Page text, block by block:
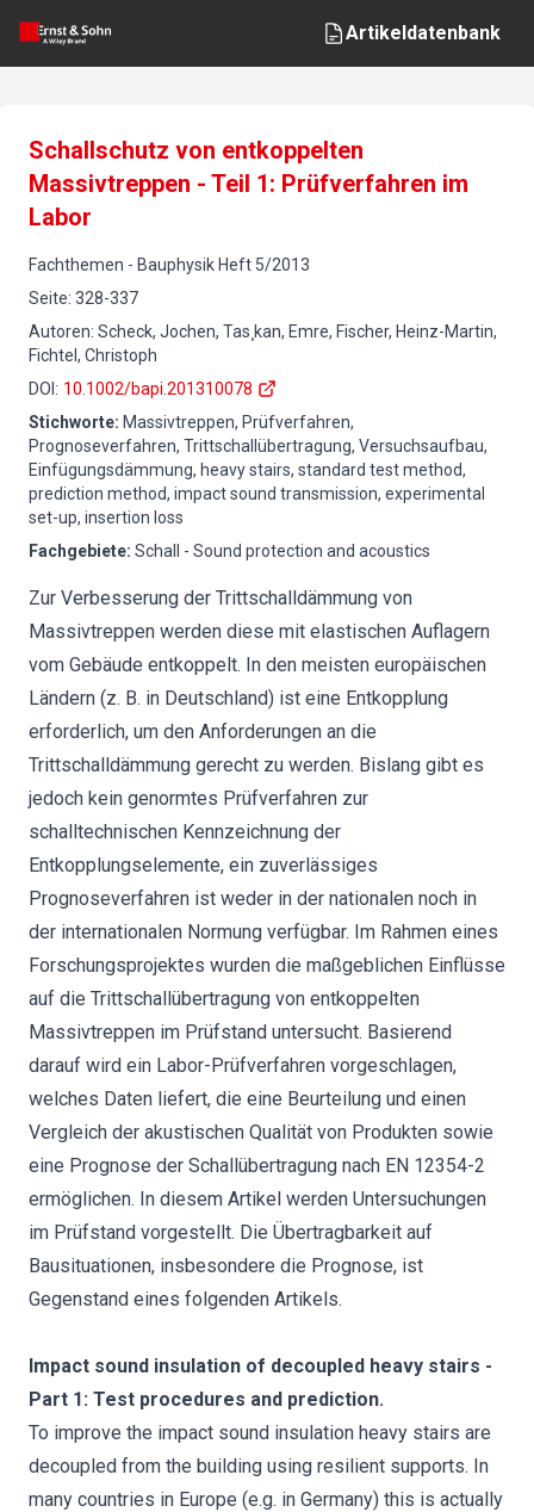
Artikeldatenbank
Schallschutz von entkoppelten
Massivtreppen - Teil 1: Prüfverfahren im
Labor
Fachthemen - Bauphysik Heft 5/2013
Seite: 328-337
Autoren: Scheck, Jochen, Tas¸kan, Emre, Fischer, Heinz-Martin,
Fichtel, Christoph
DOI : 10.1002/bapi.201310078
Stichworte: Massivtreppen, Prüfverfahren,
Prognoseverfahren, Trittschallübertragung, Versuchsaufbau,
Einfügungsdämmung, heavy stairs, standard test method,
prediction method, impact sound transmission, experimental
set-up, insertion loss
Fachgebiete: Schall - Sound protection and acoustics
Zur Verbesserung der Trittschalldämmung von
Massivtreppen werden diese mit elastischen Auflagern
vom Gebäude entkoppelt. In den meisten europäischen
Ländern (z. B. in Deutschland) ist eine Entkopplung
erforderlich, um den Anforderungen an die
Trittschalldämmung gerecht zu werden. Bislang gibt es
jedoch kein genormtes Prüfverfahren zur
schalltechnischen Kennzeichnung der
Entkopplungselemente, ein zuverlässiges
Prognoseverfahren ist weder in der nationalen noch in
der internationalen Normung verfügbar. Im Rahmen eines
Forschungsprojektes wurden die maßgeblichen Einflüsse
auf die Trittschallübertragung von entkoppelten
Massivtreppen im Prüfstand untersucht. Basierend
darauf wird ein Labor-Prüfverfahren vorgeschlagen,
welches Daten liefert, die eine Beurteilung und einen
Vergleich der akustischen Qualität von Produkten sowie
eine Prognose der Schallübertragung nach EN 12354-2
ermöglichen. In diesem Artikel werden Untersuchungen
im Prüfstand vorgestellt. Die Übertragbarkeit auf
Bausituationen, insbesondere die Prognose, ist
Gegenstand eines folgenden Artikels.
Impact sound insulation of decoupled heavy stairs -
Part 1: Test procedures and prediction.
To improve the impact sound insulation heavy stairs are
decoupled from the building using resilient supports. In
many countries in Europe (e.g. in Germany) this is actually